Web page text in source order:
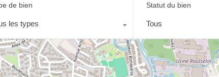
de bien
les types
Statut du bien
Tous